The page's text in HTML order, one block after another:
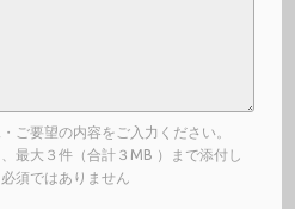
ご要望の内容をご入力ください。
最大３件（合計３MB ）まで添付し
須ではありません